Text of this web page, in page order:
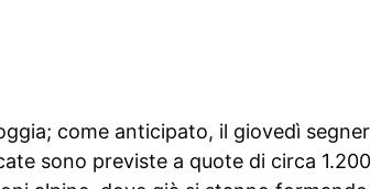
come anticipato, il giovedì
sono previste a quote di circa